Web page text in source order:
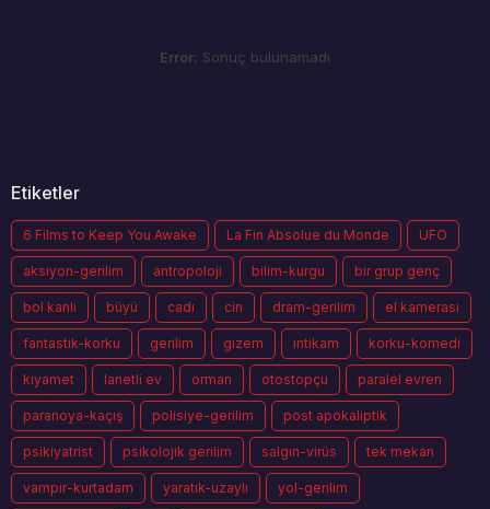
Error: Sonuç bulunamadı
Etiketler
6 Films to Keep You Awake La Fin Absolue du Monde UFO
aksiyon-gerilim antropoloji bilim-kurgu bir grup genç
bol kanlı büyü cadı cin dram-gerilim el kamerası
fantastik-korku gerilim gizem intikam korku-komedi
kıyamet lanetli ev orman otostopçu paralel evren
paranoya-kaçış polisiye-gerilim post apokaliptik
psikiyatrist psikolojik gerilim salgın-virüs tek mekan
vampir-kurtadam yaratık-uzaylı yol-gerilim